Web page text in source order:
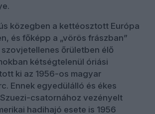
közegben a kettéosztott Európa
és főképp a „vörös frászban”
szovjetellenes őrületben élő
kétségtelenül óriási
ki az 1956-os magyar
Ennek egyedülálló és ékes
csatornához vezényelt
hadihajó esete is 1956